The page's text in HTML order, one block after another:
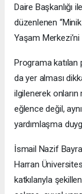
Daire Başkanlığı
düzenlenen
Yaşam
Programa katılan
da yer alması
ilgilenerek
eğlence değil,
yardımlaşma
İsmail Nazif
Harran
katkılarıyla